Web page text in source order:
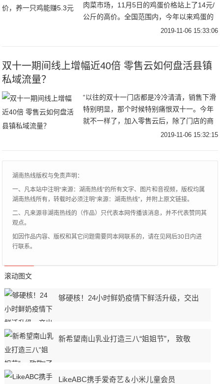
肉菜市场，11月5日的鸡蛋价格站上了14元/
公斤的高价。全国范围内，今年以来鸡蛋的
价格也是不断往上走。羊城派记者从广东省
2019-11-06 15:33:06
双十一期间线上增幅近40倍 零售云如何盘活县镇
私域流量？
“以往的双十一门店都是冷冷清清，销售下滑
特别明显，那个时候特别痛恨双十一。今年
就不一样了，加入零售云后，除了门店的商
品和价格增加了竞争力外，还利用零售云提
2019-11-06 15:32:15
湖南热线版权与免责声明：
一、凡本站中注明“来源：湖南热线”的所有文字、图片和音视频，版权均属
湖南热线所有，转载时必须注明“来源：湖南热线”，并附上原文链接。
二、凡来源非湖南热线的（作品）只代表本网传播该消息，并不代表赞同其
观点。
如因作品内容、版权和其它问题需要同本网联系的，请在见网后30日内进
行联系。
滚动图文
够硬核！24小时鲜奶疫情下鲜活升级，交出
新希望南山乳业打造三八“姐姐节”， 致敬
​LikeABC携手爱奇艺＆小米儿童会员